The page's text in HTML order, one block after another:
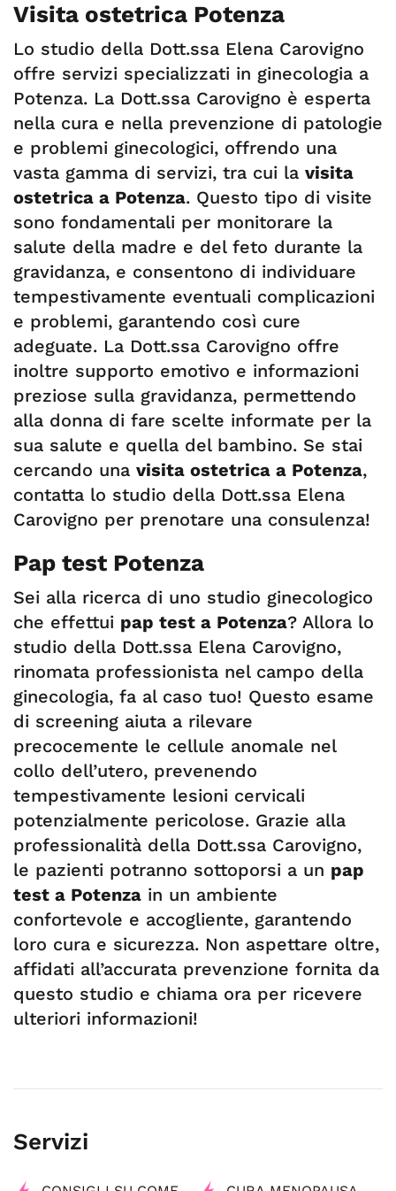
Visita ostetrica Potenza
Lo studio della Dott.ssa Elena Carovigno
offre servizi specializzati in ginecologia a
Potenza. La Dott.ssa Carovigno è esperta
nella cura e nella prevenzione di patologie
e problemi ginecologici, offrendo una
vasta gamma di servizi, tra cui la visita
ostetrica a Potenza. Questo tipo di visite
sono fondamentali per monitorare la
salute della madre e del feto durante la
gravidanza, e consentono di individuare
tempestivamente eventuali complicazioni
e problemi, garantendo così cure
adeguate. La Dott.ssa Carovigno offre
inoltre supporto emotivo e informazioni
preziose sulla gravidanza, permettendo
alla donna di fare scelte informate per la
sua salute e quella del bambino. Se stai
cercando una visita ostetrica a Potenza,
contatta lo studio della Dott.ssa Elena
Carovigno per prenotare una consulenza!
Pap test Potenza
Sei alla ricerca di uno studio ginecologico
che effettui pap test a Potenza? Allora lo
studio della Dott.ssa Elena Carovigno,
rinomata professionista nel campo della
ginecologia, fa al caso tuo! Questo esame
di screening aiuta a rilevare
precocemente le cellule anomale nel
collo dell’utero, prevenendo
tempestivamente lesioni cervicali
potenzialmente pericolose. Grazie alla
professionalità della Dott.ssa Carovigno,
le pazienti potranno sottoporsi a un pap
test a Potenza in un ambiente
confortevole e accogliente, garantendo
loro cura e sicurezza. Non aspettare oltre,
affidati all’accurata prevenzione fornita da
questo studio e chiama ora per ricevere
ulteriori informazioni!
Servizi